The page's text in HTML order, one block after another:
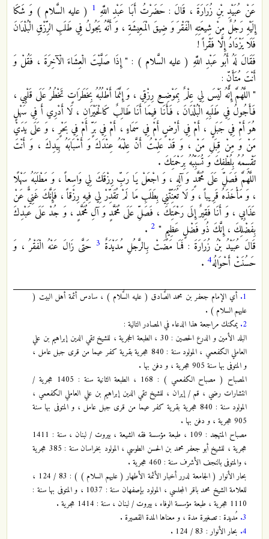
عَنْ عُبَيْدِ بْنِ زُرَارَةَ ، قَالَ : حَضَرْتُ أَبَا عَبْدِ اللَّهِ 1 ( عليه السَّلام ) وَ شَكَا
إِلَيْهِ رَجُلٌ مِنْ شِيعَتِهِ الْفَقْرَ وَ ضِيقَ الْمَعِيشَةِ ، وَ أَنَّهُ يَجُولُ فِي طَلَبِ الرِّزْقِ الْبُلْدَانَ
فَلَا يَزْدَادُ إِلَّا فَقْراً !
فَقَالَ لَهُ أَبُو عَبْدِ اللَّهِ ( عليه السَّلام ) : " إِذَا صَلَّيْتَ الْعِشَاءَ الْآخِرَةَ ، فَقُلْ وَ
أَنْتَ مُتَأَنٍّ :
" اللَّهُمَّ إِنَّهُ لَيْسَ لِي عِلْمٌ بِمَوْضِعِ رِزْقِي ، وَ إِنَّمَا أَطْلُبُهُ بِخَطَرَاتٍ تَخْطُرُ عَلَى قَلْبِي ،
فَأَجُولُ فِي طَلَبِهِ الْبُلْدَانَ ، فَأَنَا فِيمَا أَنَا طَالِبٌ كَالْحَيْرَانِ ، لَا أَدْرِي أَ فِي سَهْلٍ
هُوَ أَمْ فِي جَبَلٍ ، أَمْ فِي أَرْضٍ أَمْ فِي سَمَاءٍ ، أَمْ فِي بَرٍّ أَمْ فِي بَحْرٍ ، وَ عَلَى يَدَيْ
مَنْ وَ مِنْ قِبَلِ مَنْ ، وَ قَدْ عَلِمْتُ أَنَّ عِلْمَهُ عِنْدَكَ وَ أَسْبَابَهُ بِيَدِكَ ، وَ أَنْتَ
تَقْسِمُهُ بِلُطْفِكَ وَ تُسَبِّبُهُ بِرَحْمَتِكَ .
اللَّهُمَّ فَصَلِّ عَلَى مُحَمَّدٍ وَ آلِهِ ، وَ اجْعَلْ يَا رَبِّ رِزْقَكَ لِي وَاسِعاً ، وَ مَطْلَبَهُ سَهْلًا
، وَ مَأْخَذَهُ قَرِيباً ، وَ لَا تُعَنِّتْنِي بِطَلَبِ مَا لَمْ تُقَدِّرْ لِي فِيهِ رِزْقاً ، فَإِنَّكَ غَنِيٌّ عَنْ
عَذَابِي ، وَ أَنَا فَقِيرٌ إِلَى رَحْمَتِكَ ، فَصَلِّ عَلَى مُحَمَّدٍ وَ آلِ مُحَمَّدٍ ، وَ جُدْ عَلَى عَبْدِكَ
بِفَضْلِكَ ، إِنَّكَ ذُو فَضْلٍ عَظِيمٍ " 2
.
قَالَ عُبَيْدُ بْنُ زُرَارَةَ : فَمَا مَضَتْ بِالرَّجُلِ مُدَيْدَةٌ 3 حَتَّى زَالَ عَنْهُ الْفَقْرُ ، وَ
حَسُنَتْ أَحْوَالُه‏4
.
1. أي الإمام جعفر بن محمد الصَّادق ( عليه السَّلام ) ، سادس أئمة أهل البيت (
عليهم السلام ) .
2. يمكنك مراجعة هذا الدعاء في المصادر التالية :
البلد الأمين و الدرع الحصين : 30 ، الطبعة الحجرية ، للشيخ تقي الدين إبراهيم بن علي
العاملي الكفعمي ، المولود سنة : 840 هجرية بقرية كفر عيما من قرى جبل عامل ،
و المتوفى بها سنة 905 هجرية ، و دفن بها .
المصباح ( مصباح الكفعمي ) : 168 ، الطبعة الثانية سنة : 1405 هجرية /
انتشارات رضي ، قم / إيران ، للشيخ تقي الدين إبراهيم بن علي العاملي الكفعمي ،
المولود سنة : 840 هجرية بقرية كفر عيما من قرى جبل عامل ، و المتوفى بها سنة
905 هجرية ، و دفن بها .
مصباح المتهجد : 109 ، طبعة مؤسسة فقه الشيعة ، بيروت / لبنان ، سنة : 1411
هجرية ، للشيخ أبو جعفر محمد بن الحسن الطوسي ، المولود بخراسان سنة : 385 هجرية
، والمتوفى بالنجف الأشرف سنة : 460 هجرية .
بحار الأنوار ( الجامعة لدرر أخبار الأئمة الأطهار ( عليهم السلام ) ) : 83 / 124 ،
للعلامة الشيخ محمد باقر المجلسي ، المولود بإصفهان سنة : 1037 ، و المتوفى بها سنة :
1110 هجرية ، طبعة مؤسسة الوفاء ، بيروت / لبنان ، سنة : 1414 هجرية .
3. مُديدة : تصغيرة مدة ، و معناها المدة القصيرة .
4. بحار الأنوار : 83 / 124 .